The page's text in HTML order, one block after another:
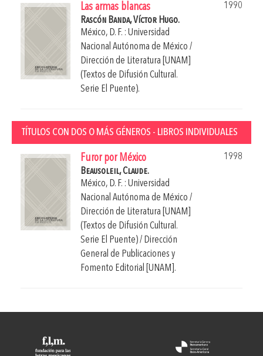
Las armas blancas
1990
Rascón Banda, Víctor Hugo.
México, D. F. : Universidad
Nacional Autónoma de México /
Dirección de Literatura [UNAM]
(Textos de Difusión Cultural.
Serie El Puente).
TÍTULOS CON DOS O MÁS GÉNEROS - LIBROS INDIVIDUALES
Furor por México
1998
Beausoleil, Claude.
México, D. F. : Universidad
Nacional Autónoma de México /
Dirección de Literatura [UNAM]
(Textos de Difusión Cultural.
Serie El Puente) / Dirección
General de Publicaciones y
Fomento Editorial [UNAM].